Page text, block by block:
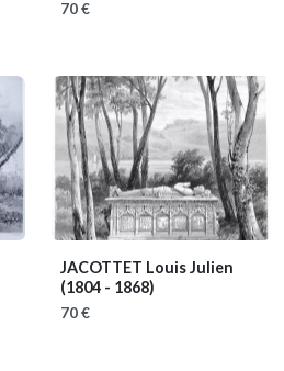
70 €
JACOTTET Louis Julien
(1804 - 1868)
70 €